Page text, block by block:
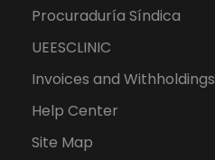
Procuraduría Síndica
UEESCLINIC
Invoices and Withholdings
Help Center
Site Map